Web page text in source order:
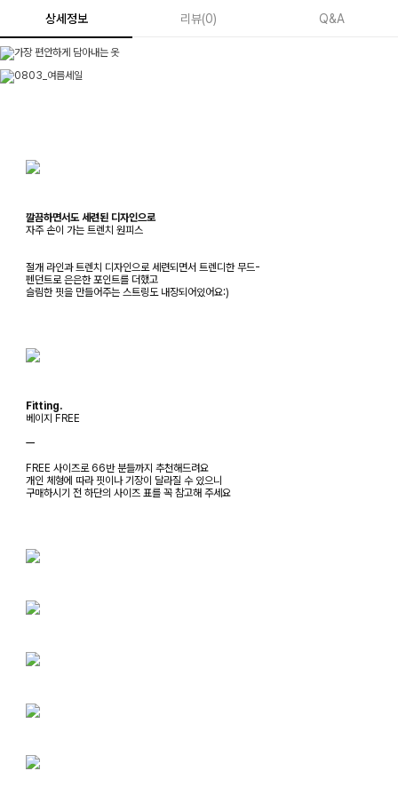
상세정보 리뷰(0) Q&A
깔끔하면서도 세련된 디자인으로
자주 손이 가는 트렌치 원피스
절개 라인과 트렌치 디자인으로 세련되면서 트렌디한 무드-
펜던트로 은은한 포인트를 더했고
슬림한 핏을 만들어주는 스트링도 내장되어있어요:)
Fitting.
베이지 FREE
ㅡ
FREE 사이즈로 66반 분들까지 추천해드려요
개인 체형에 따라 핏이나 기장이 달라질 수 있으니
구매하시기 전 하단의 사이즈 표를 꼭 참고해 주세요